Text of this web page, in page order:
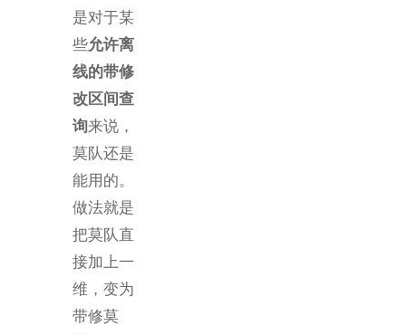
是对于某
些允许离
线的带修
改区间查
询来说，
莫队还是
能用的。
做法就是
把莫队直
接加上一
维，变为
带修莫